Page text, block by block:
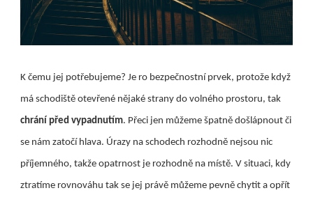
K čemu jej potřebujeme? Je ro bezpečnostní prvek, protože když
má schodiště otevřené nějaké strany do volného prostoru, tak
chrání před vypadnutím. Přeci jen můžeme špatně došlápnout či
se nám zatočí hlava. Úrazy na schodech rozhodně nejsou nic
příjemného, takže opatrnost je rozhodně na místě. V situaci, kdy
ztratíme rovnováhu tak se jej právě můžeme pevně chytit a opřít